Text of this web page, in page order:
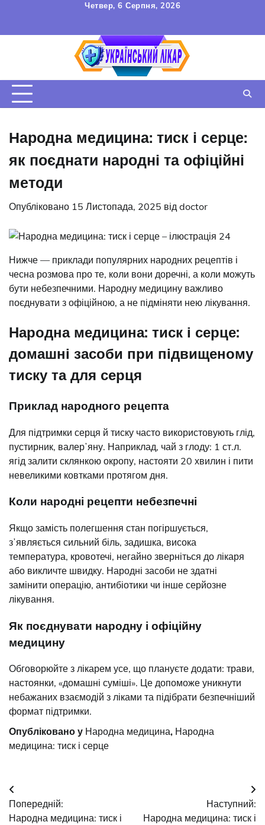
вмісту
Четвер, 6 Серпня, 2026
КОРИСТУВАЧА
Народна медицина: тиск і серце:
як поєднати народні та офіційні
методи
Опубліковано 15 Листопада, 2025 від doctor
Нижче — приклади популярних народних рецептів і
чесна розмова про те, коли вони доречні, а коли можуть
бути небезпечними. Народну медицину важливо
поєднувати з офіційною, а не підміняти нею лікування.
Народна медицина: тиск і серце:
домашні засоби при підвищеному
тиску та для серця
Приклад народного рецепта
Для підтримки серця й тиску часто використовують глід,
пустирник, валерʼяну. Наприклад, чай з глоду: 1 ст.л.
ягід залити склянкою окропу, настояти 20 хвилин і пити
невеликими ковтками протягом дня.
Коли народні рецепти небезпечні
Якщо замість полегшення стан погіршується,
зʼявляється сильний біль, задишка, висока
температура, кровотечі, негайно зверніться до лікаря
або викличте швидку. Народні засоби не здатні
замінити операцію, антибіотики чи інше серйозне
лікування.
Як поєднувати народну і офіційну
медицину
Обговорюйте з лікарем усе, що плануєте додати: трави,
настоянки, «домашні суміші». Це допоможе уникнути
небажаних взаємодій з ліками та підібрати безпечніший
формат підтримки.
Опубліковано у Народна медицина, Народна
медицина: тиск і серце
Навігація
записів
Попередній:
Народна медицина: тиск і
Наступний:
Народна медицина: тиск і